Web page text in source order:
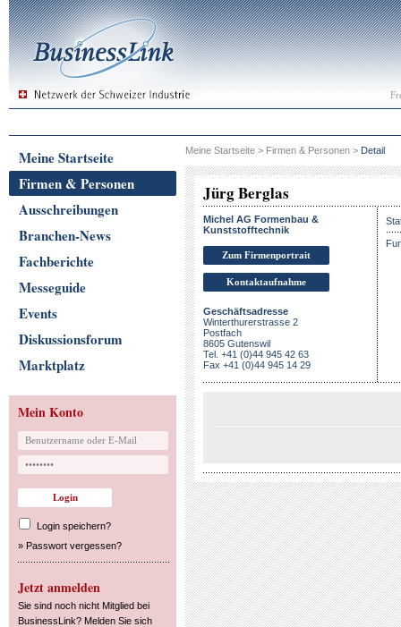
Meine Startseite
Firmen & Personen
Ausschreibungen
Branchen-News
Fachberichte
Messeguide
Events
Diskussionsforum
Marktplatz
Mein Konto
Login speichern?
» Passwort vergessen?
Jetzt anmelden
Sie sind noch nicht Mitglied bei
BusinessLink? Melden Sie sich
Meine Startseite > Firmen & Personen > Detail
Jürg Berglas
Michel AG Formenbau &
Kunststofftechnik
Zum Firmenportrait
Kontaktaufnahme
Geschäftsadresse
Winterthurerstrasse 2
Postfach
8605 Gutenswil
Tel. +41 (0)44 945 42 63
Fax +41 (0)44 945 14 29